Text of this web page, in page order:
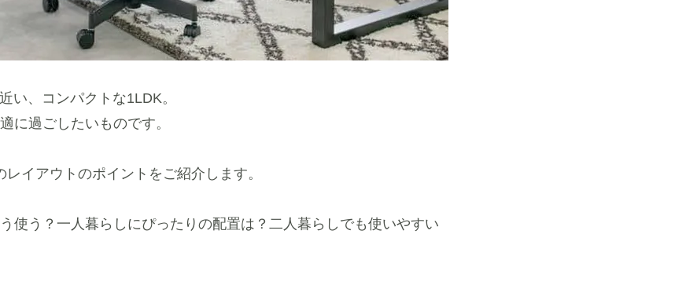
い、コンパクトな1LDK。
に過ごしたいものです。
イアウトのポイントをご紹介します。
使う？一人暮らしにぴったりの配置は？二人暮らしでも使いやすい